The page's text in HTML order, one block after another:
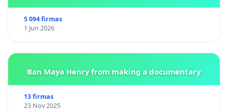
5 094 firmas
1 Jun 2026
Ban Maya Henry from making a documentary
13 firmas
23 Nov 2025